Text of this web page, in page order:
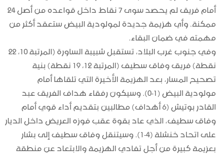
أمام فريق لم يحصد سوى 7 نقاط داخل قواعده من أصل 24
ممكنة. وأي هزيمة جديدة لمولودية البيض ستعقد أكثر من
مهمته في ضمان البقاء.
وفي جنوب غرب البلاد، تستقبل شبيبة الساورة (المرتبة 10، 22
نقطة) فريق وفاق سطيف (المرتبة 12، 19 نقطة) بنية
تصحيح المسار، بعد الهزيمة الأخيرة التي تلقاها أمام
مولودية البيض (1-0). وسيكون رفقاء هداف الفريق عبد
القادر بوتيش (6 أهداف) مطالبين بتقديم أداء قوي أمام
وفاق سطيف، الذي عاد بقوة عقب فوزه العريض داخل الديار
على اتحاد خنشلة (4-1). وسيتنقل وفاق سطيف إلى بشار
بعزيمة كبيرة من أجل تفادي الهزيمة والابتعاد عن منطقة